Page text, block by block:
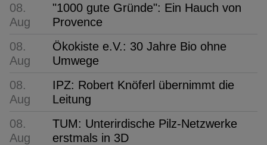
08.
Aug
"1000 gute Gründe": Ein Hauch von
Provence
08.
Aug
Ökokiste e.V.: 30 Jahre Bio ohne
Umwege
08.
Aug
IPZ: Robert Knöferl übernimmt die
Leitung
08.
Aug
TUM: Unterirdische Pilz-Netzwerke
erstmals in 3D